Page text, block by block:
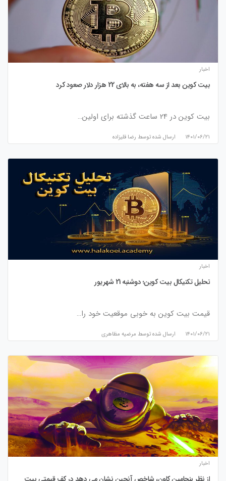
اخبار
بیت کوین بعد از سه هفته، به بالای 22 هزار دلار صعود کرد
بیت کوین در 24 ساعت گذشته برای اولین…
۱۴۰۱/۰۶/۲۱ ارسال شده توسط رضا قلیزاده
اخبار
تحلیل تکنیکال بیت کوین؛ دوشنبه 21 شهریور
قیمت بیت کوین به خوبی موقعیت خود را…
۱۴۰۱/۰۶/۲۱ ارسال شده توسط مرضیه مظاهری
اخبار